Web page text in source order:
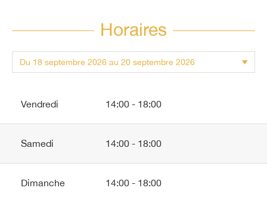
Horaires
Vendredi 14:00 - 18:00
Samedi 14:00 - 18:00
Dimanche 14:00 - 18:00